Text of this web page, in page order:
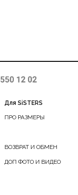
Для SiSTERS
ПРО РАЗМЕРЫ
ВОЗВРАТ И ОБМЕН
ДОП ФОТО И ВИДЕО